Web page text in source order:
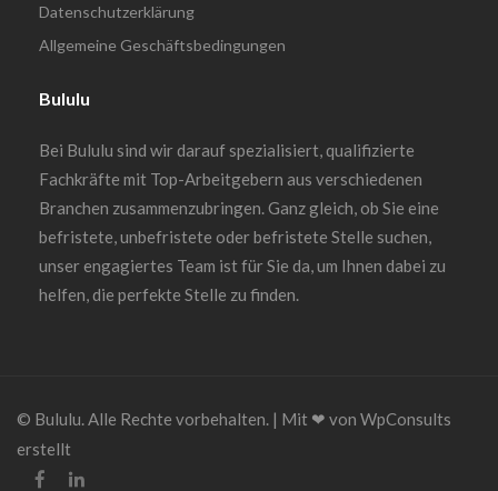
Datenschutzerklärung
Allgemeine Geschäftsbedingungen
Bululu
Bei Bululu sind wir darauf spezialisiert, qualifizierte
Fachkräfte mit Top-Arbeitgebern aus verschiedenen
Branchen zusammenzubringen. Ganz gleich, ob Sie eine
befristete, unbefristete oder befristete Stelle suchen,
unser engagiertes Team ist für Sie da, um Ihnen dabei zu
helfen, die perfekte Stelle zu finden.
© Bululu. Alle Rechte vorbehalten. | Mit ❤︎ von WpConsults
erstellt